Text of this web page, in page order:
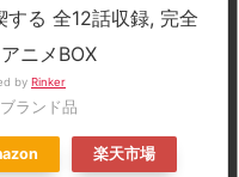
する 全12話収録, 完全
ニメBOX
by Rinker
ランド品
楽天市場